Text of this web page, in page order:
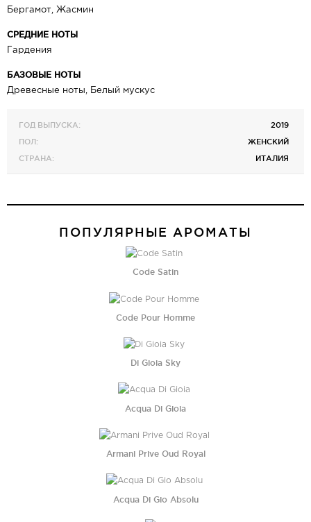
​Бергамот, Жасмин
СРЕДНИЕ НОТЫ
Гардения
БАЗОВЫЕ НОТЫ
Древесные ноты, Белый мускус
ГОД ВЫПУСКА:
2019
ПОЛ:
ЖЕНСКИЙ
СТРАНА:
ИТАЛИЯ
ПОПУЛЯРНЫЕ АРОМАТЫ
Code Satin
Code Pour Homme
Di Gioia Sky
Acqua Di Gioia
Armani Prive Oud Royal
Acqua Di Gio Absolu